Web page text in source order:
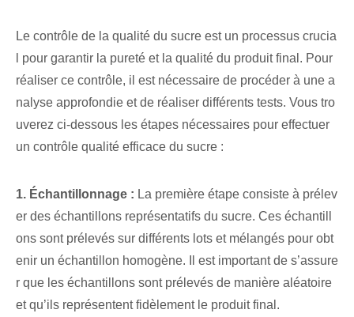
Le contrôle de la qualité du sucre est un processus crucia
l pour garantir la pureté et la qualité du produit final. Pour
réaliser ce contrôle, il est nécessaire de procéder à une a
nalyse approfondie et de réaliser différents tests. Vous tro
uverez ci-dessous les étapes nécessaires pour effectuer
un contrôle qualité efficace du sucre :
1. Échantillonnage : La première étape consiste à prélev
er des échantillons représentatifs du sucre. Ces échantill
ons sont prélevés sur différents lots et mélangés pour obt
enir un échantillon homogène. Il est important de s’assure
r que les échantillons sont prélevés de manière aléatoire
et qu’ils représentent fidèlement le produit final.